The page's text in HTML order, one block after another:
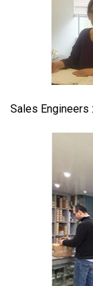
Sales Engineers